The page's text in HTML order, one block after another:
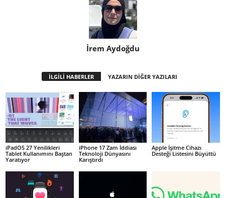
İrem Aydoğdu
İLGİLİ HABERLER YAZARIN DİĞER YAZILARI
iPadOS 27 Yenilikleri
Tablet Kullanımını Baştan
Yaratıyor
iPhone 17 Zam İddiası
Teknoloji Dünyasını
Karıştırdı
Apple İşitme Cihazı
Desteği Listesini Büyüttü